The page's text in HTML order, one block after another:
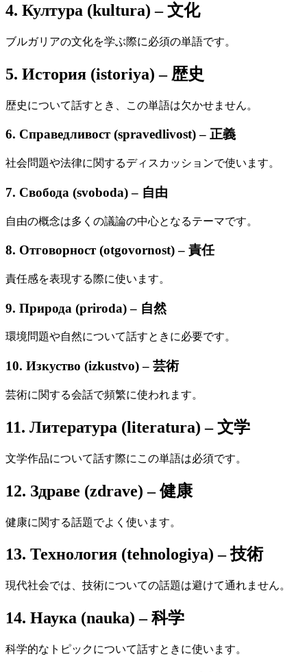
4. Култура (kultura) – 文化
ブルガリアの文化を学ぶ際に必須の単語です。
5. История (istoriya) – 歴史
歴史について話すとき、この単語は欠かせません。
6. Справедливост (spravedlivost) – 正義
社会問題や法律に関するディスカッションで使います。
7. Свобода (svoboda) – 自由
自由の概念は多くの議論の中心となるテーマです。
8. Отговорност (otgovornost) – 責任
責任感を表現する際に使います。
9. Природа (priroda) – 自然
環境問題や自然について話すときに必要です。
10. Изкуство (izkustvo) – 芸術
芸術に関する会話で頻繁に使われます。
11. Литература (literatura) – 文学
文学作品について話す際にこの単語は必須です。
12. Здраве (zdrave) – 健康
健康に関する話題でよく使います。
13. Технология (tehnologiya) – 技術
現代社会では、技術についての話題は避けて通れません。
14. Наука (nauka) – 科学
科学的なトピックについて話すときに使います。